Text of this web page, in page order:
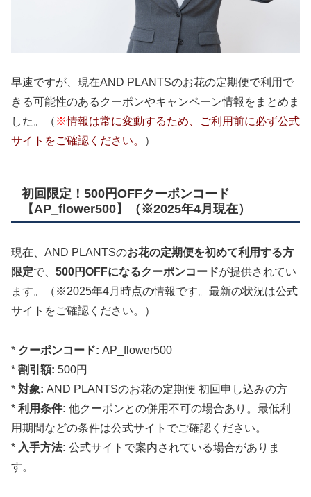
早速ですが、現在AND PLANTSのお花の定期便で利用で
きる可能性のあるクーポンやキャンペーン情報をまとめま
した。（ ※情報は常に変動するため、ご利用前に必ず公式
サイトをご確認ください。
）
初回限定！500円OFFクーポンコード
【AP_flower500】（※2025年4月現在）
現在、AND PLANTSのお花の定期便を初めて利用する方
限定で、 500円OFFになるクーポンコードが提供されてい
ます。（※2025年4月時点の情報です。最新の状況は公式
サイトをご確認ください。）
* クーポンコード: AP_flower500
* 割引額: 500円
* 対象: AND PLANTSのお花の定期便 初回申し込みの方
* 利用条件: 他クーポンとの併用不可の場合あり。最低利
用期間などの条件は公式サイトでご確認ください。
* 入手方法: 公式サイトで案内されている場合がありま
す。